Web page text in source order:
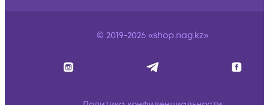
© 2019-2026 «shop.nag.kz»